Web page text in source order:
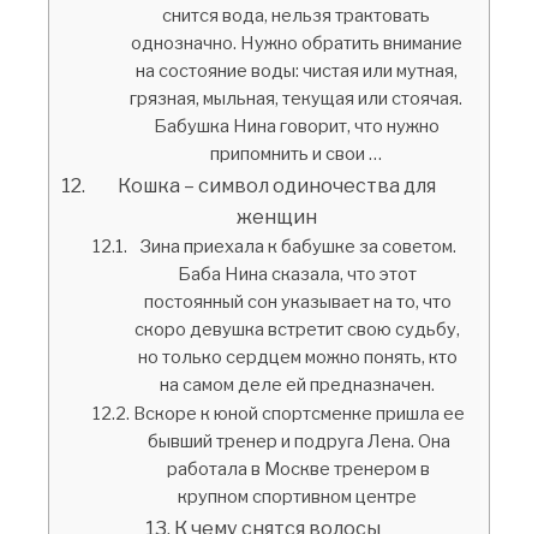
снится вода, нельзя трактовать
однозначно. Нужно обратить внимание
на состояние воды: чистая или мутная,
грязная, мыльная, текущая или стоячая.
Бабушка Нина говорит, что нужно
припомнить и свои …
Кошка – символ одиночества для
женщин
Зина приехала к бабушке за советом.
Баба Нина сказала, что этот
постоянный сон указывает на то, что
скоро девушка встретит свою судьбу,
но только сердцем можно понять, кто
на самом деле ей предназначен.
Вскоре к юной спортсменке пришла ее
бывший тренер и подруга Лена. Она
работала в Москве тренером в
крупном спортивном центре
К чему снятся волосы